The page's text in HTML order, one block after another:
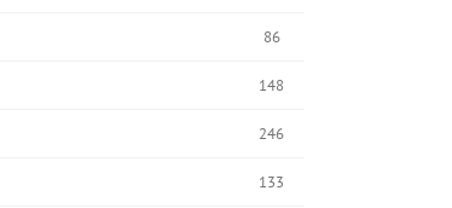
86
148
246
133